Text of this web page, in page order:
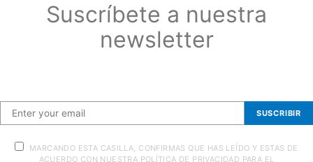
Suscríbete a nuestra
newsletter
SUSCRIBIR
MARCANDO ESTA CASILLA, CONFIRMAS QUE HAS LEÍDO Y ESTAS DE
ACUERDO CON NUESTRA POLÍTICA DE PRIVACIDAD PARA EL